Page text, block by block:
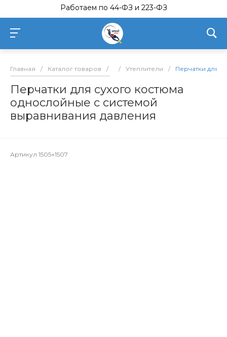
Работаем по 44-ФЗ и 223-ФЗ
Главная / Каталог товаров / / Утеплители / Перчатки для
Перчатки для сухого костюма
однослойные с системой
выравнивания давления
Артикул 1505+1507